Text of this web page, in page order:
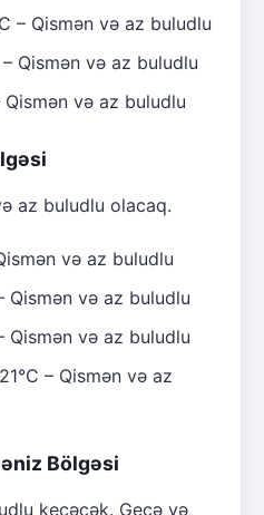
– Qismən və az buludlu
– Qismən və az buludlu
Qismən və az buludlu
az buludlu olacaq.
və az buludlu
Qismən və az buludlu
Qismən və az buludlu
– Qismən və az
Bölgəsi
keçəcək. Gecə və